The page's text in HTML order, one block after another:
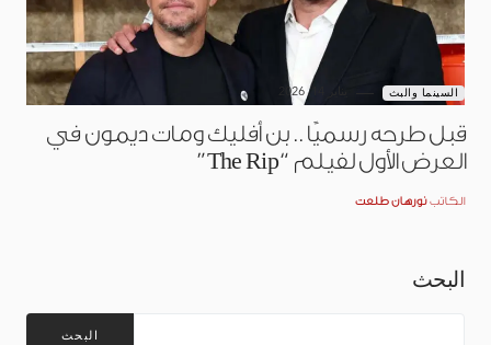
السينما والبث
قبل طرحه رسميًا.. بن أفليك ومات ديمون في
العرض الأول لفيلم “The Rip”
الكاتب نورهان طلعت
البحث
البحث